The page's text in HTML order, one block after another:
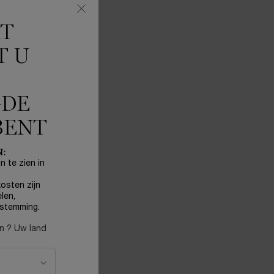
U
te zien in
zijn
? Uw land